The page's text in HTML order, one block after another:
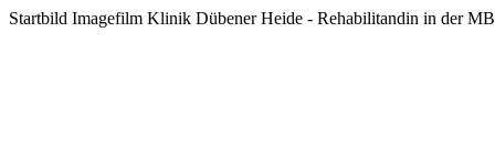
Startbild Imagefilm Klinik Dübener Heide - Rehabilitandin in der